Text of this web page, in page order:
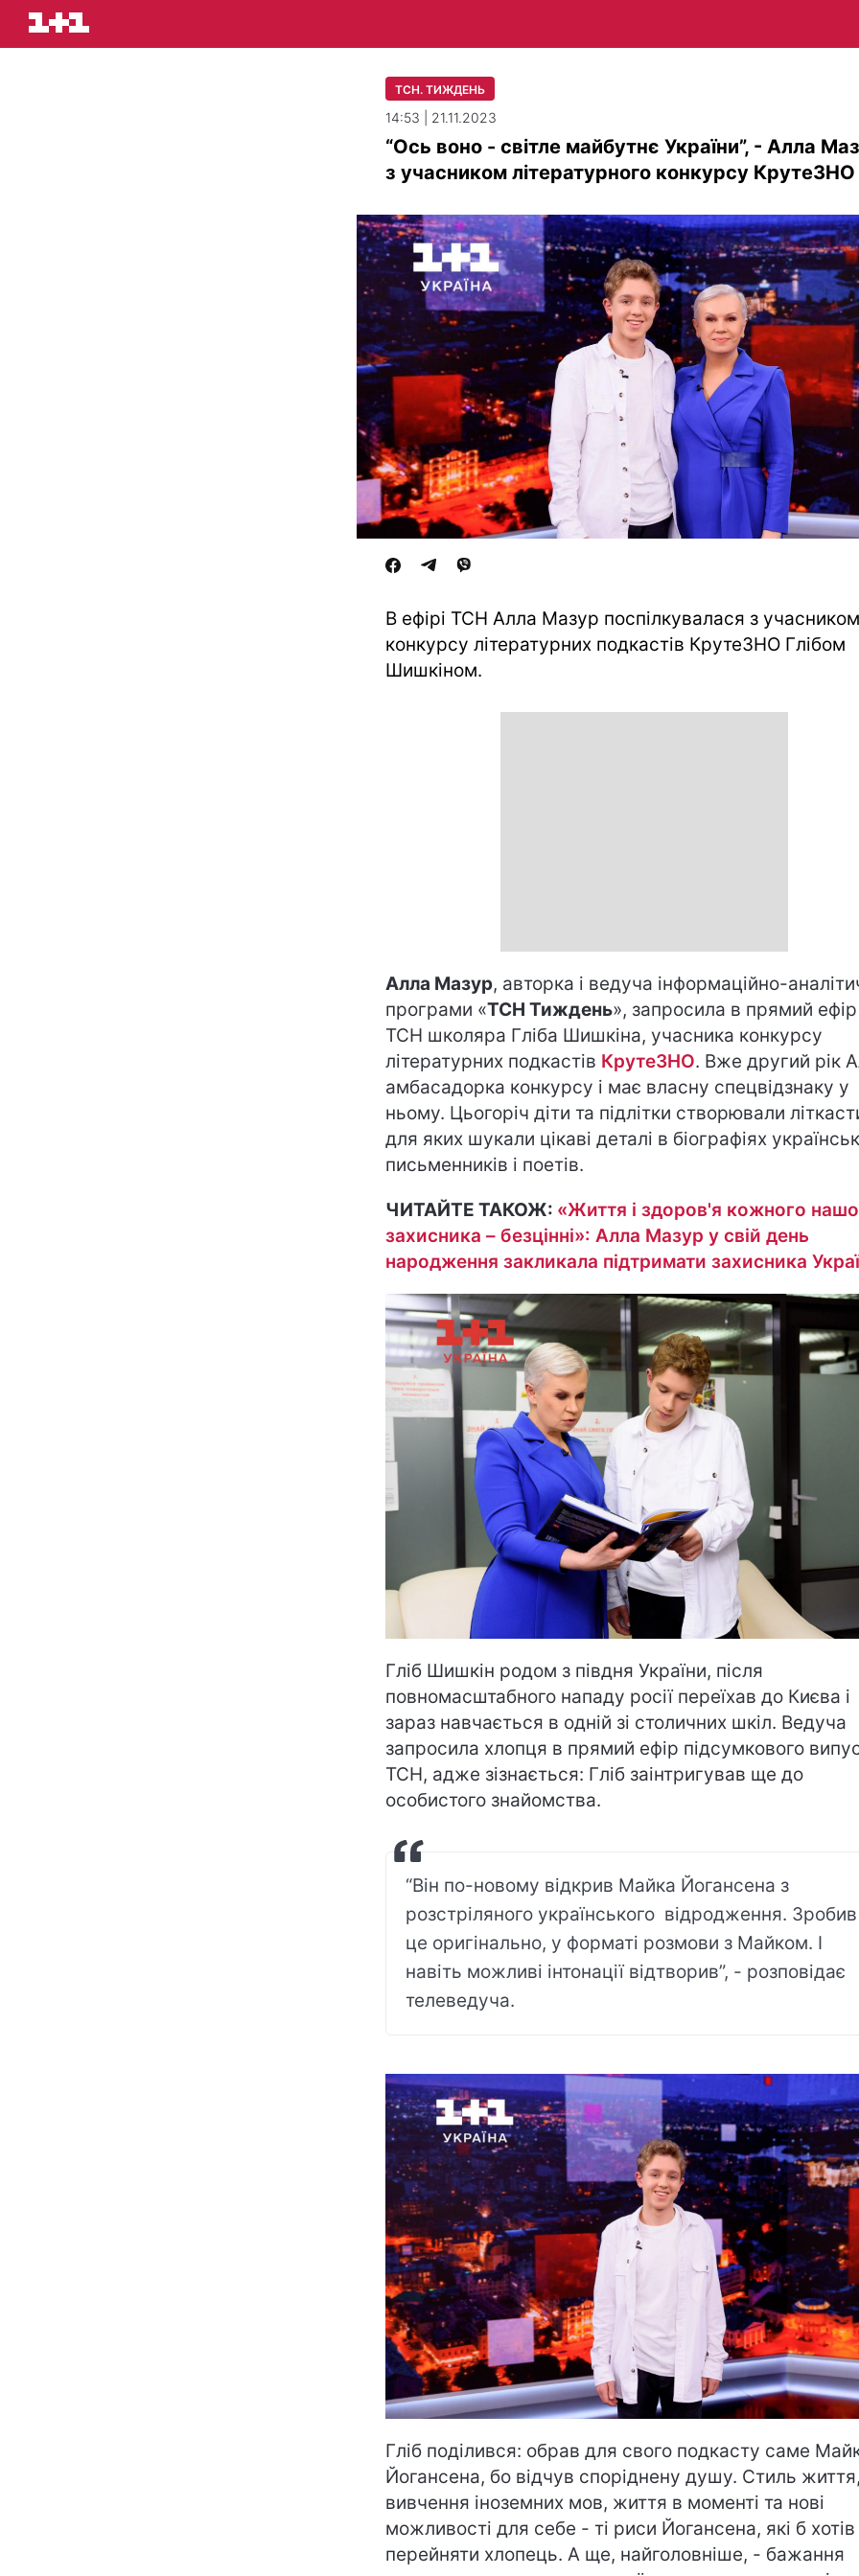
ТСН. ТИЖДЕНЬ
14:53 | 21.11.2023
“Ось воно - світле майбутнє України”, - Алла
з учасником літературного конкурсу КрутеЗНО
В ефірі ТСН Алла Мазур поспілкувалася з учасником
конкурсу літературних подкастів КрутеЗНО Глібом
Шишкіном.
Алла Мазур, авторка і ведуча інформаційно-
програми «ТСН Тиждень», запросила в прямий ефір
ТСН школяра Гліба Шишкіна, учасника конкурсу
літературних подкастів КрутеЗНО. Вже другий рік
амбасадорка конкурсу і має власну спецвідзнаку у
ньому. Цьогоріч діти та підлітки створювали
для яких шукали цікаві деталі в біографіях
письменників і поетів.
ЧИТАЙТЕ ТАКОЖ: «Життя і здоров'я кожного
захисника – безцінні»: Алла Мазур у свій день
народження закликала підтримати захисника
Гліб Шишкін родом з півдня України, після
повномасштабного нападу росії переїхав до Києва і
зараз навчається в одній зі столичних шкіл. Ведуча
запросила хлопця в прямий ефір підсумкового
ТСН, адже зізнається: Гліб заінтригував ще до
особистого знайомства.
“Він по-новому відкрив Майка Йогансена з
розстріляного українського відродження. Зробив
це оригінально, у форматі розмови з Майком. І
навіть можливі інтонації відтворив”, - розповідає
телеведуча.
Гліб поділився: обрав для свого подкасту саме
Йогансена, бо відчув споріднену душу. Стиль
вивчення іноземних мов, життя в моменті та нові
можливості для себе - ті риси Йогансена, які б хотів
перейняти хлопець. А ще, найголовніше, - бажання